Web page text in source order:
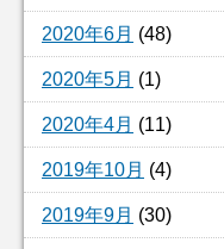
2020年6月 (48)
2020年5月 (1)
2020年4月 (11)
2019年10月 (4)
2019年9月 (30)